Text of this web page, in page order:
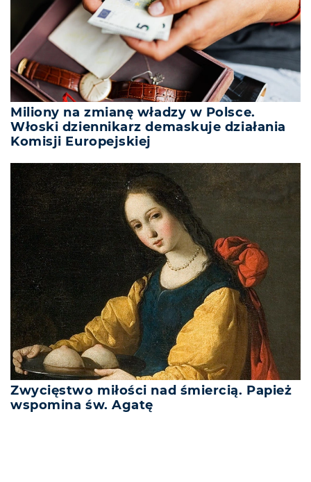
Miliony na zmianę władzy w Polsce.
Włoski dziennikarz demaskuje działania
Komisji Europejskiej
Zwycięstwo miłości nad śmiercią. Papież
wspomina św. Agatę